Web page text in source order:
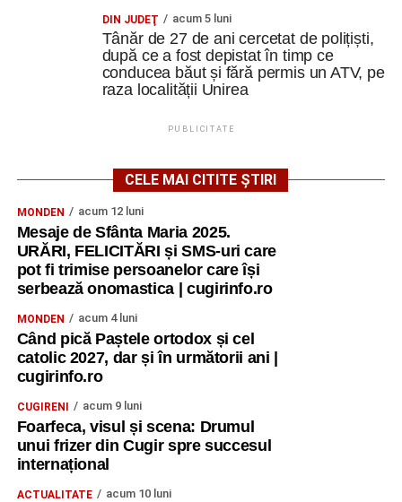
DIN JUDEŢ acum 5 luni
Tânăr de 27 de ani cercetat de polițiști,
după ce a fost depistat în timp ce
conducea băut și fără permis un ATV, pe
raza localității Unirea
PUBLICITATE
CELE MAI CITITE ȘTIRI
MONDEN acum 12 luni
Mesaje de Sfânta Maria 2025.
URĂRI, FELICITĂRI și SMS-uri care
pot fi trimise persoanelor care își
serbează onomastica | cugirinfo.ro
MONDEN acum 4 luni
Când pică Paștele ortodox și cel
catolic 2027, dar și în următorii ani |
cugirinfo.ro
CUGIRENI acum 9 luni
Foarfeca, visul și scena: Drumul
unui frizer din Cugir spre succesul
internațional
ACTUALITATE acum 10 luni